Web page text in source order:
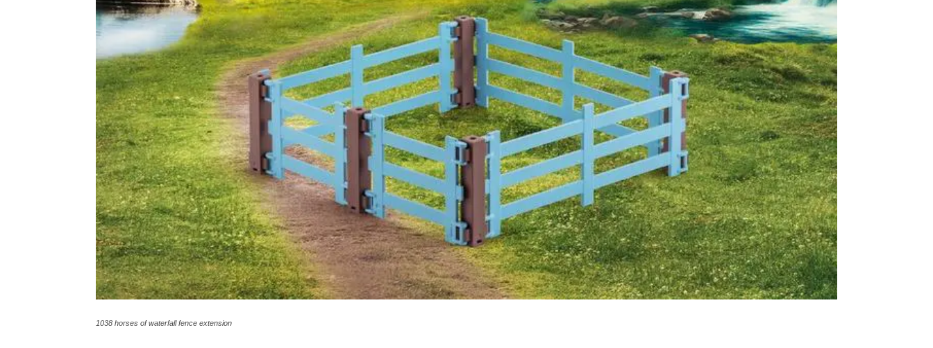
1038 horses of waterfall fence extension